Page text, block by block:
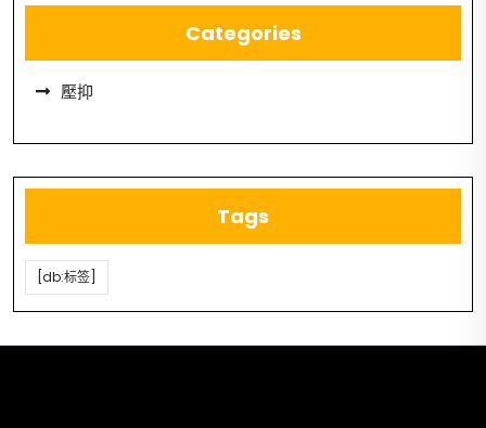
Categories
壓抑
Tags
[db:标签]